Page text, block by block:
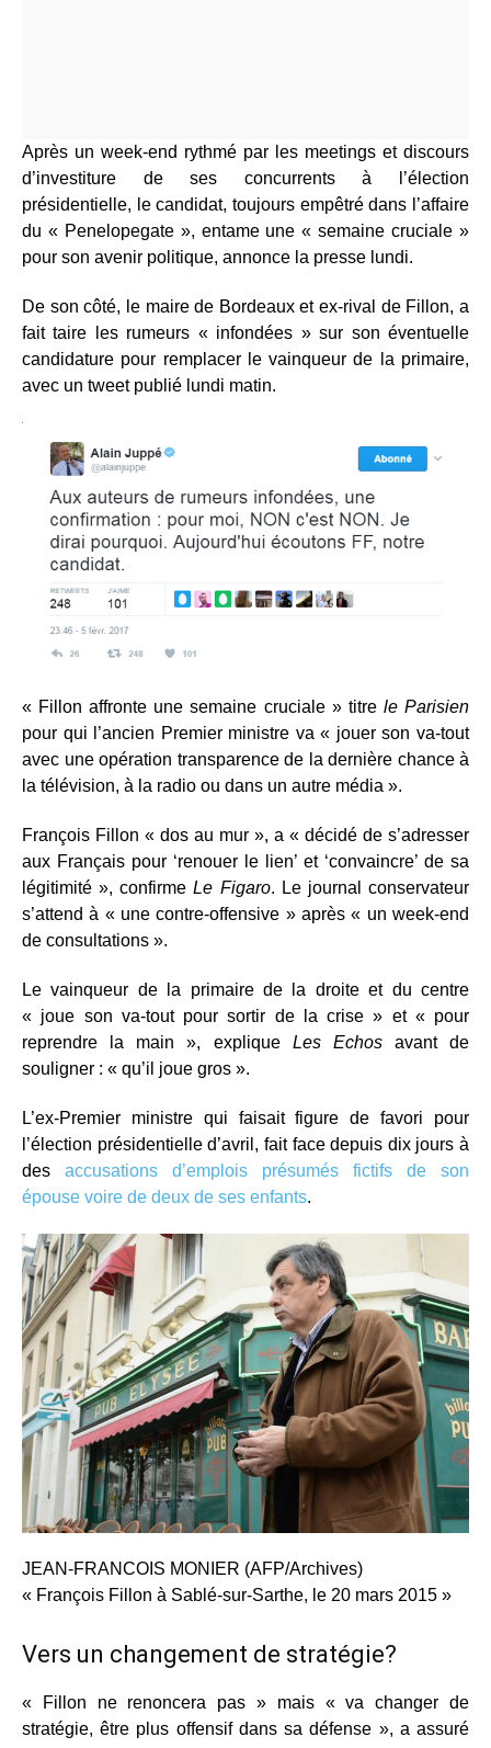
Après un week-end rythmé par les meetings et discours
d’investiture de ses concurrents à l’élection
présidentielle, le candidat, toujours empêtré dans l’affaire
du « Penelopegate », entame une « semaine cruciale »
pour son avenir politique, annonce la presse lundi.
De son côté, le maire de Bordeaux et ex-rival de Fillon, a
fait taire les rumeurs « infondées » sur son éventuelle
candidature pour remplacer le vainqueur de la primaire,
avec un tweet publié lundi matin.
« Fillon affronte une semaine cruciale » titre le Parisien
pour qui l’ancien Premier ministre va « jouer son va-tout
avec une opération transparence de la dernière chance à
la télévision, à la radio ou dans un autre média ».
François Fillon « dos au mur », a « décidé de s’adresser
aux Français pour ‘renouer le lien’ et ‘convaincre’ de sa
légitimité », confirmeLe Figaro. Le journal conservateur
s’attend à « une contre-offensive » après « un week-end
de consultations ».
Le vainqueur de la primaire de la droite et du centre
« joue son va-tout pour sortir de la crise » et « pour
reprendre la main », explique Les Echosavant de
souligner : « qu’il joue gros ».
L’ex-Premier ministre qui faisait figure de favori pour
l’élection présidentielle d’avril, fait face depuis dix jours à
des accusations d’emplois présumés fictifs de son
épouse voire de deux de ses enfants.
JEAN-FRANCOIS MONIER (AFP/Archives)
« François Fillon à Sablé-sur-Sarthe, le 20 mars 2015 »
Vers un changement de stratégie?
« Fillon ne renoncera pas » mais « va changer de
stratégie, être plus offensif dans sa défense », a assuré